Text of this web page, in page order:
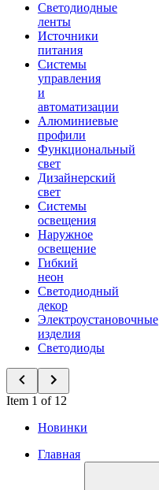
Светодиодные
ленты
Источники
питания
Системы
управления
и
автоматизации
Алюминиевые
профили
Функциональный
свет
Дизайнерский
свет
Системы
освещения
Наружное
освещение
Гибкий
неон
Светодиодный
декор
Электроустановочные
изделия
Светодиоды
Item 1 of 12
Новинки
Главная